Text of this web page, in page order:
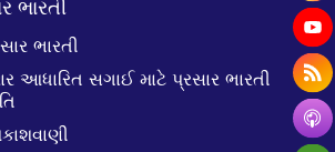
ભારતી
ભારતી
આધારિત સગાઈ માટે પ્રસાર ભારતી